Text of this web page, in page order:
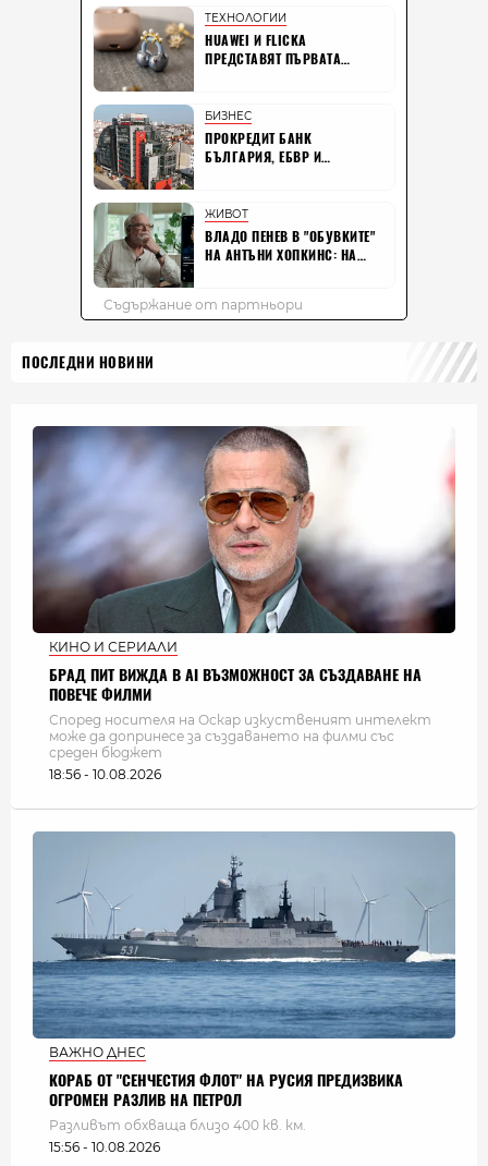
ПОСЛЕДНИ НОВИНИ
КИНО И СЕРИАЛИ
БРАД ПИТ ВИЖДА В AI ВЪЗМОЖНОСТ ЗА СЪЗДАВАНЕ НА
ПОВЕЧЕ ФИЛМИ
Според носителя на Оскар изкуственият интелект
може да допринесе за създаването на филми със
среден бюджет
18:56 - 10.08.2026
ВАЖНО ДНЕС
КОРАБ ОТ "СЕНЧЕСТИЯ ФЛОТ" НА РУСИЯ ПРЕДИЗВИКА
ОГРОМЕН РАЗЛИВ НА ПЕТРОЛ
Разливът обхваща близо 400 кв. км.
15:56 - 10.08.2026